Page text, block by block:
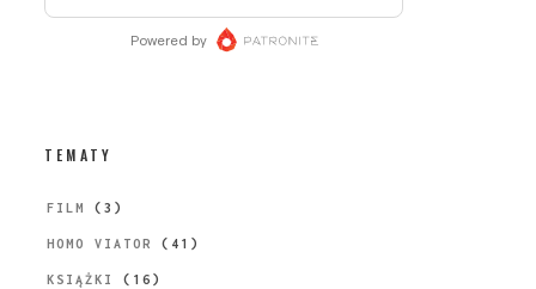
TEMATY
FILM (3)
HOMO VIATOR (41)
KSIĄŻKI (16)